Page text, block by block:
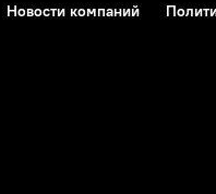
Новости компаний